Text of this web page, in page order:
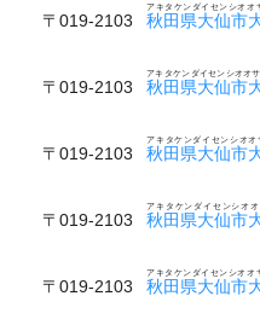
〒019-2103 秋田県大仙市
アキタケンダイセンシオオ
〒019-2103 秋田県大仙市
アキタケンダイセンシオオ
〒019-2103 秋田県大仙市
アキタケンダイセンシオオ
〒019-2103 秋田県大仙市
アキタケンダイセンシオ
〒019-2103 秋田県大仙市
アキタケンダイセンシオオ